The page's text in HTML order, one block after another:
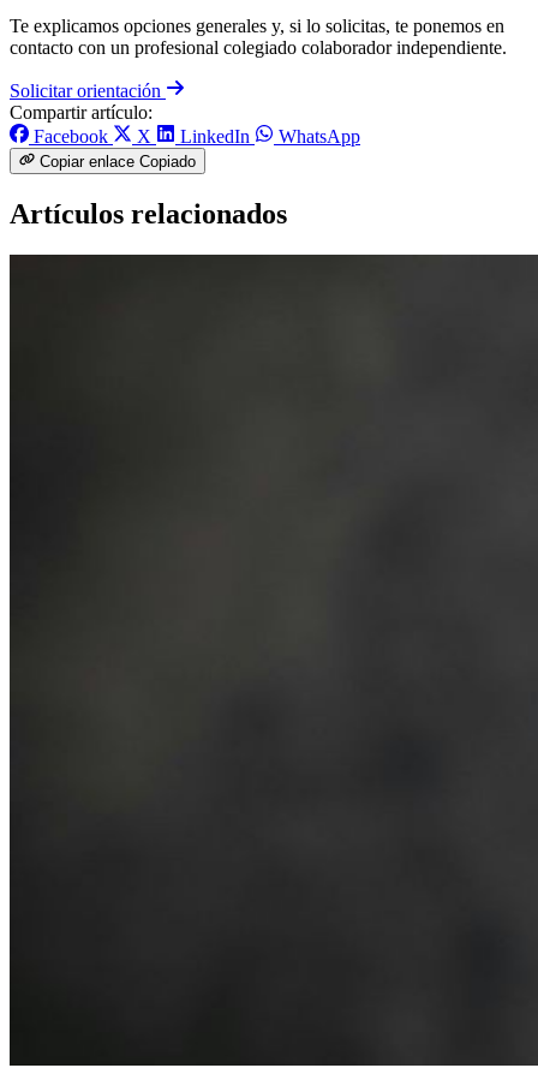
Te explicamos opciones generales y, si lo solicitas, te ponemos en
contacto con un profesional colegiado colaborador independiente.
Solicitar orientación
Compartir artículo:
Facebook
X LinkedIn WhatsApp
Copiar enlace Copiado
Artículos relacionados